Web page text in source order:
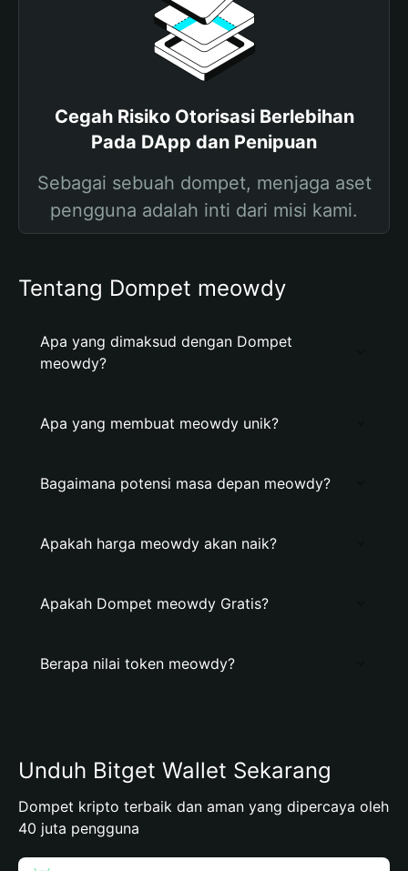
Cegah Risiko Otorisasi Berlebihan
Pada DApp dan Penipuan
Sebagai sebuah dompet, menjaga aset
pengguna adalah inti dari misi kami.
Tentang Dompet meowdy
Apa yang dimaksud dengan Dompet
meowdy?
Apa yang membuat meowdy unik?
Bagaimana potensi masa depan meowdy?
Apakah harga meowdy akan naik?
Apakah Dompet meowdy Gratis?
Berapa nilai token meowdy?
Unduh Bitget Wallet Sekarang
Dompet kripto terbaik dan aman yang dipercaya oleh
40 juta pengguna